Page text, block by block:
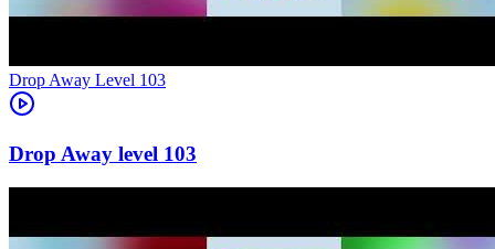
Level 103
103